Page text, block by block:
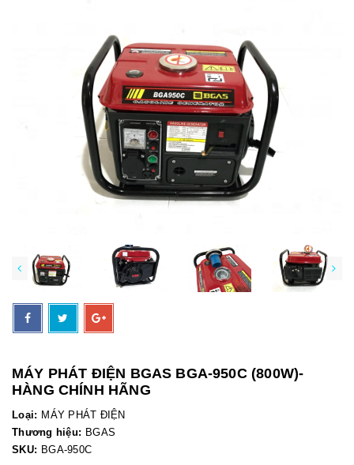
MÁY PHÁT ĐIỆN BGAS BGA-950C (800W)-
HÀNG CHÍNH HÃNG
Loại: MÁY PHÁT ĐIỆN
Thương hiệu: BGAS
SKU: BGA-950C